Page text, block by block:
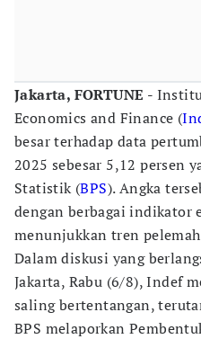
Jakarta, FORTUNE -
Economics and Finance (
besar terhadap data
2025 sebesar 5,12 persen
Statistik (BPS). Angka
dengan berbagai
menunjukkan tren
Dalam diskusi yang
Jakarta, Rabu (6/8), Indef
saling bertentangan,
BPS melaporkan